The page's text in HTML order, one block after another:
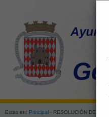
Estas en: Principal - RESOLUCIÓN DE